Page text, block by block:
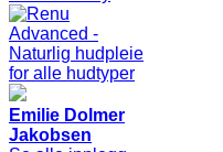
Emilie Dolmer
Jakobsen